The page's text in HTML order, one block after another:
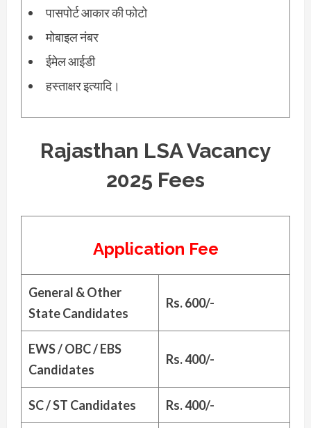
पासपोर्ट आकार की फोटो
मोबाइल नंबर
ईमेल आईडी
हस्ताक्षर इत्यादि।
Rajasthan LSA Vacancy
2025 Fees
Application Fee
General & Other
State Candidates
Rs. 600/-
EWS / OBC / EBS
Candidates
Rs. 400/-
SC / ST Candidates Rs. 400/-